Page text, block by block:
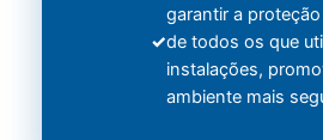
garantir a
de todos os que
instalações,
ambiente mais